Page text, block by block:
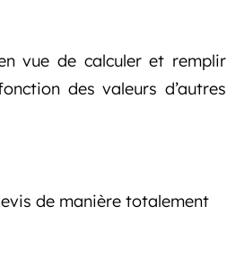
vue de calculer et remplir
des valeurs d’autres
de manière totalement